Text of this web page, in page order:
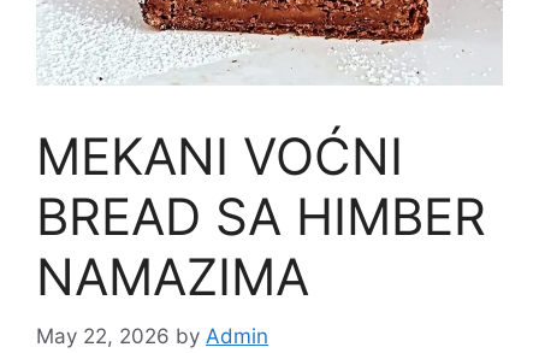
MEKANI VOĆNI
BREAD SA HIMBER
NAMAZIMA
May 22, 2026 by Admin